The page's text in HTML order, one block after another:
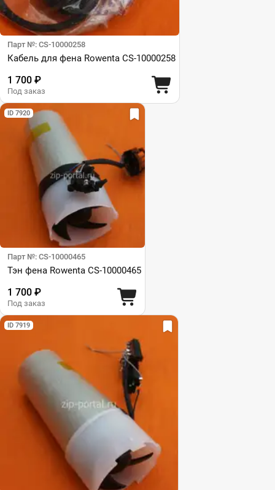
Парт №: CS-10000258
Кабель для фена Rowenta CS-10000258
1 700 ₽
Под заказ
ID 7920
Парт №: CS-10000465
Тэн фена Rowenta CS-10000465
1 700 ₽
Под заказ
ID 7919